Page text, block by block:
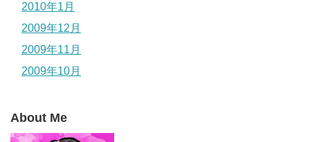
2010年1月
2009年12月
2009年11月
2009年10月
About Me